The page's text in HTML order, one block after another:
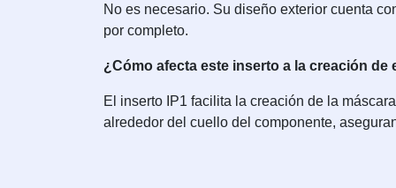
No es necesario. Su diseño exterior cuenta
por completo.
¿Cómo afecta este inserto a la creación de
El inserto IP1 facilita la creación de la
alrededor del cuello del componente,